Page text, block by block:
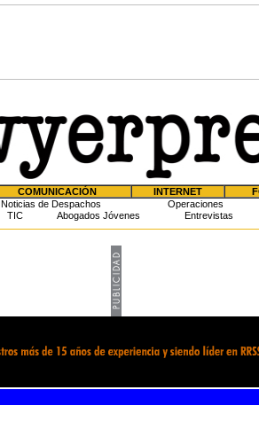
COMUNICACIÓN INTERNET
Noticias de Despachos
Operaciones
TIC Abogados Jóvenes Entrevistas